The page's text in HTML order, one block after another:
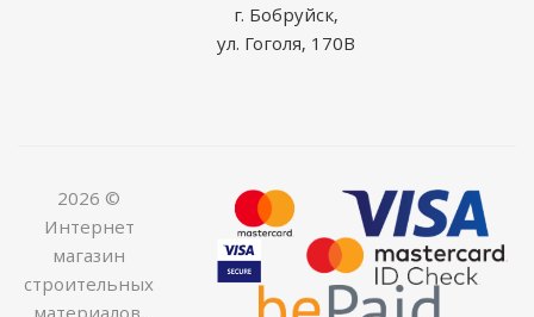
г. Бобруйск,
ул. Гоголя, 170В
2026 ©
Интернет
магазин
строительных
материалов,